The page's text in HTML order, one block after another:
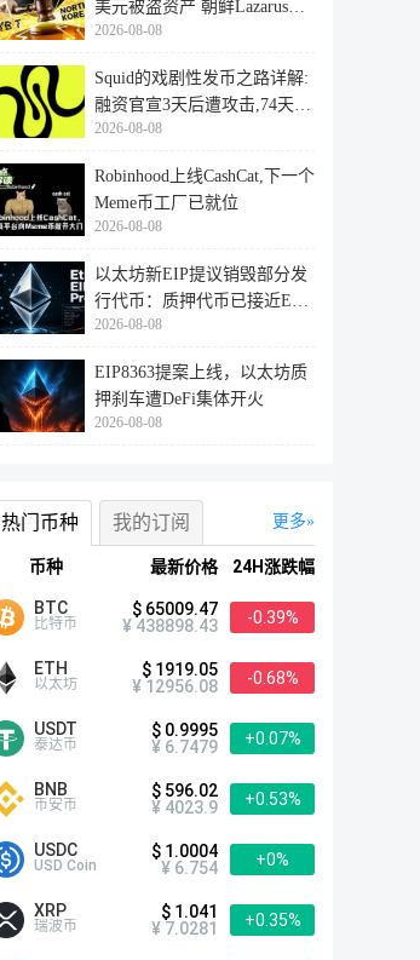
美元被盗资产 朝鲜Lazarus黑
客洗
2026-08-08
Squid的戏剧性发币之路详解:
融资官宣3天后遭攻击,74天后
登陆
2026-08-08
Robinhood上线CashCat,下一个
Meme币工厂已就位
2026-08-08
以太坊新EIP提议销毁部分发
行代币：质押代币已接近ETH
供应量
2026-08-08
EIP8363提案上线，以太坊质
押刹车遭DeFi集体开火
2026-08-08
更多
热门币种 我的订阅
币种 最新价格 24H涨跌幅
BTC
比特币
$ 65009.47
¥ 438898.43
-0.39%
ETH
以太坊
$ 1919.05
¥ 12956.08
-0.68%
USDT
泰达币
$ 0.9995
¥ 6.7479
+0.07%
BNB
币安币
$ 596.02
¥ 4023.9
+0.53%
USDC
USD Coin
$ 1.0004
¥ 6.754
+0%
XRP
瑞波币
$ 1.041
¥ 7.0281
+0.35%